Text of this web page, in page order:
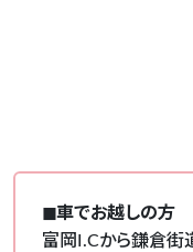
◼︎車でお越しの方
富岡I.Cから鎌倉街